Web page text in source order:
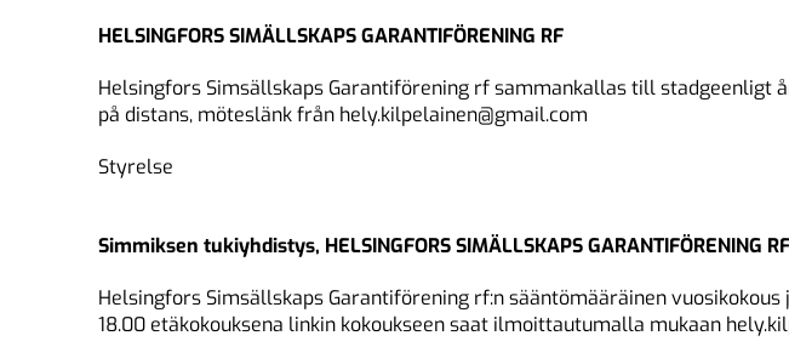
HELSINGFORS SIMÄLLSKAPS GARANTIFÖRENING RF
Helsingfors Simsällskaps Garantiförening rf sammankallas till stadgeenligt
på distans, möteslänk från hely.kilpelainen@gmail.com
Styrelse
Simmiksen tukiyhdistys, HELSINGFORS SIMÄLLSKAPS GARANTIFÖRENING RF
Helsingfors Simsällskaps Garantiförening rf:n sääntömääräinen
18.00 etäkokouksena linkin kokoukseen saat ilmoittautumalla mukaan